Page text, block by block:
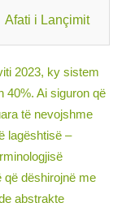
Afati i Lançimit
2023, ky sistem
40%. Ai siguron që
të nevojshme
lagështisë –
që dëshirojnë me
abstrakte